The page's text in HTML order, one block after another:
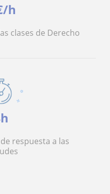
h
clases de Derecho
respuesta a las